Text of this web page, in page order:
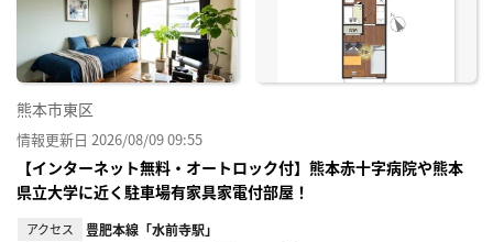
熊本市東区
情報更新日 2026/08/09 09:55
【インターネット無料・オートロック付】熊本赤十字病院や熊本
県立大学に近く駐車場有家具家電付部屋！
アクセス 豊肥本線「水前寺駅」